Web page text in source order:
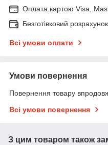
Оплата картою Visa,
Безготівковий розрахунок
Всі умови оплати
Умови повернення
Повернення товару
Всі умови повернення
З цим товаром також